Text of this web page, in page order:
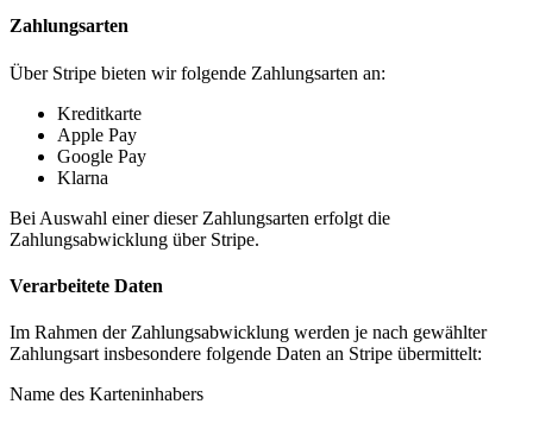
Zahlungsarten
Über Stripe bieten wir folgende Zahlungsarten an:
Kreditkarte
Apple Pay
Google Pay
Klarna
Bei Auswahl einer dieser Zahlungsarten erfolgt die
Zahlungsabwicklung über Stripe.
Verarbeitete Daten
Im Rahmen der Zahlungsabwicklung werden je nach gewählter
Zahlungsart insbesondere folgende Daten an Stripe übermittelt:
Name des Karteninhabers